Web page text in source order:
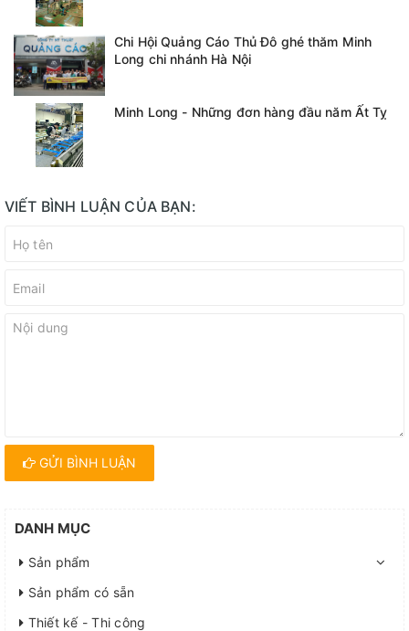
Chi Hội Quảng Cáo Thủ Đô ghé thăm Minh
Long chi nhánh Hà Nội
Minh Long - Những đơn hàng đầu năm Ất Tỵ
VIẾT BÌNH LUẬN CỦA BẠN:
GỬI BÌNH LUẬN
DANH MỤC
Sản phẩm
Sản phẩm có sẵn
Thiết kế - Thi công